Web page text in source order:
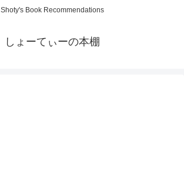
Shoty's Book Recommendations
しょーてぃーの本棚